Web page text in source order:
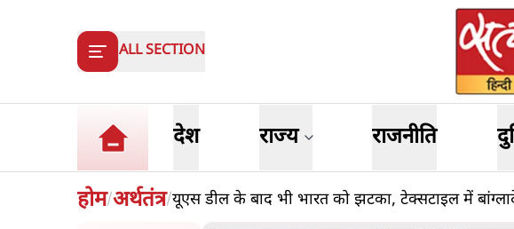
ALL SECTION
देश राज्य राजनीति
होम/अर्थतंत्र/यूएस डील के बाद भी भारत को झटका, टेक्सटाइल में